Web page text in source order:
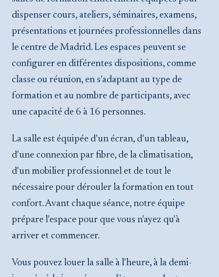
dispenser cours, ateliers, séminaires, examens,
présentations et journées professionnelles dans
le centre de Madrid. Les espaces peuvent se
configurer en différentes dispositions, comme
classe ou réunion, en s'adaptant au type de
formation et au nombre de participants, avec
une capacité de 6 à 16 personnes.
La salle est équipée d'un écran, d'un tableau,
d'une connexion par fibre, de la climatisation,
d'un mobilier professionnel et de tout le
nécessaire pour dérouler la formation en tout
confort. Avant chaque séance, notre équipe
prépare l'espace pour que vous n'ayez qu'à
arriver et commencer.
Vous pouvez louer la salle à l'heure, à la demi-